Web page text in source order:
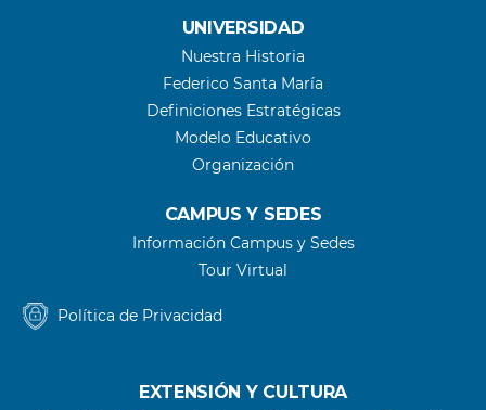
Vision
Ritella”
entradasUNIVERSIDAD
Nuestra Historia
Federico Santa María
Definiciones Estratégicas
Modelo Educativo
Organización
CAMPUS Y SEDES
Información Campus y Sedes
Tour Virtual
Política de Privacidad
EXTENSIÓN Y CULTURA